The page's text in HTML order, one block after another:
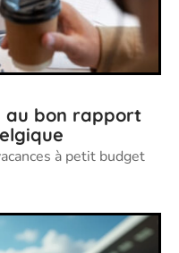
au bon rapport
à petit budget